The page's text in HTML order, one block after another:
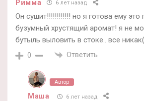
Римма 6 лет назад
Он сушит!!!!!!!!!!!! но я готова ему это
бузумный хрустящий аромат! я не
бутыль выловить в стоке.. все
0 Ответить
Автор
Маша 6 лет назад